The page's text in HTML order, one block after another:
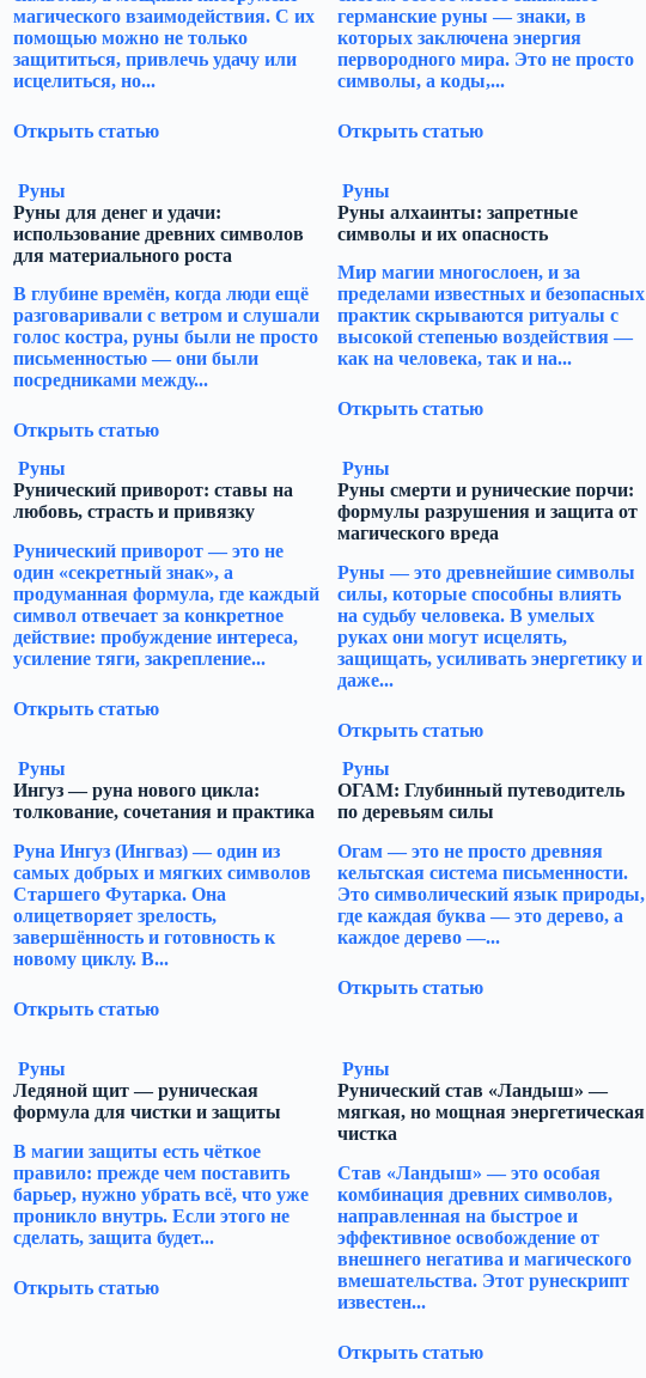
магического взаимодействия. С их
помощью можно не только
защититься, привлечь удачу или
исцелиться, но...
Открыть статью
германские руны — знаки, в
которых заключена энергия
первородного мира. Это не просто
символы, а коды,...
Открыть статью
Руны
Руны для денег и удачи:
использование древних символов
для материального роста
В глубине времён, когда люди ещё
разговаривали с ветром и слушали
голос костра, руны были не просто
письменностью — они были
посредниками между...
Открыть статью
Руны
Руны алхаинты: запретные
символы и их опасность
Мир магии многослоен, и за
пределами известных и безопасных
практик скрываются ритуалы с
высокой степенью воздействия —
как на человека, так и на...
Открыть статью
Руны
Рунический приворот: ставы на
любовь, страсть и привязку
Рунический приворот — это не
один «секретный знак», а
продуманная формула, где каждый
символ отвечает за конкретное
действие: пробуждение интереса,
усиление тяги, закрепление...
Открыть статью
Руны
Руны смерти и рунические порчи:
формулы разрушения и защита от
магического вреда
Руны — это древнейшие символы
силы, которые способны влиять
на судьбу человека. В умелых
руках они могут исцелять,
защищать, усиливать энергетику и
даже...
Открыть статью
Руны
Ингуз — руна нового цикла:
толкование, сочетания и практика
Руна Ингуз (Ингваз) — один из
самых добрых и мягких символов
Старшего Футарка. Она
олицетворяет зрелость,
завершённость и готовность к
новому циклу. В...
Открыть статью
Руны
ОГАМ: Глубинный путеводитель
по деревьям силы
Огам — это не просто древняя
кельтская система письменности.
Это символический язык природы,
где каждая буква — это дерево, а
каждое дерево —...
Открыть статью
Руны
Ледяной щит — руническая
формула для чистки и защиты
В магии защиты есть чёткое
правило: прежде чем поставить
барьер, нужно убрать всё, что уже
проникло внутрь. Если этого не
сделать, защита будет...
Открыть статью
Руны
Рунический став «Ландыш» —
мягкая, но мощная энергетическая
чистка
Став «Ландыш» — это особая
комбинация древних символов,
направленная на быстрое и
эффективное освобождение от
внешнего негатива и магического
вмешательства. Этот рунескрипт
известен...
Открыть статью